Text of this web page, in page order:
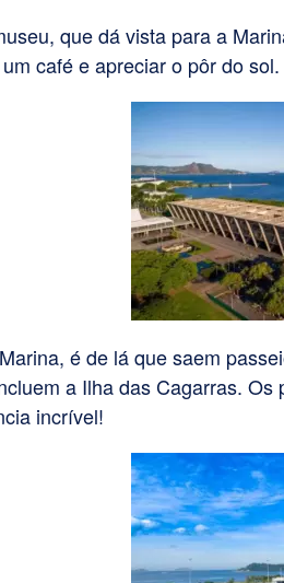
que dá vista para a
café e apreciar o pôr do sol.
é de lá que saem
a Ilha das Cagarras.
incrível!